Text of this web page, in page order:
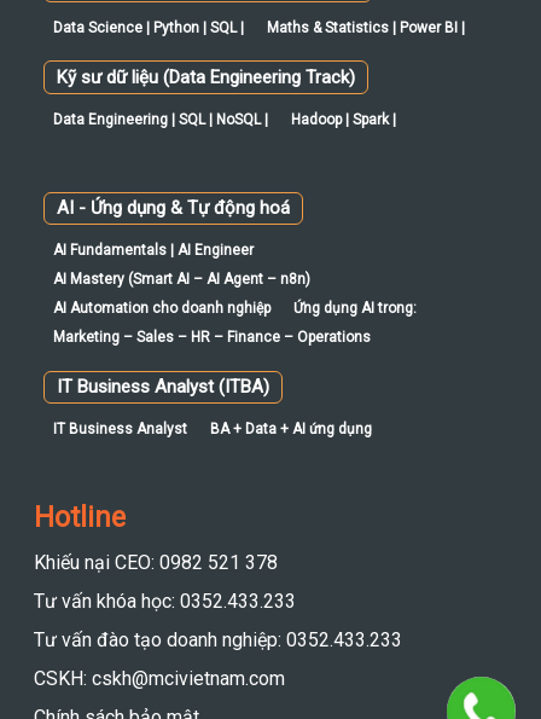
Data Science | Python | SQL | Maths & Statistics | Power BI |
Kỹ sư dữ liệu (Data Engineering Track)
Data Engineering | SQL | NoSQL | Hadoop | Spark |
AI - Ứng dụng & Tự động hoá
AI Fundamentals | AI Engineer
AI Mastery (Smart AI – AI Agent – n8n)
AI Automation cho doanh nghiệp
Ứng dụng AI trong:
Marketing – Sales – HR – Finance – Operations
IT Business Analyst (ITBA)
IT Business Analyst BA + Data + AI ứng dụng
Hotline
Khiếu nại CEO: 0982 521 378
Tư vấn khóa học: 0352.433.233
Tư vấn đào tạo doanh nghiệp: 0352.433.233
CSKH: cskh@mcivietnam.com